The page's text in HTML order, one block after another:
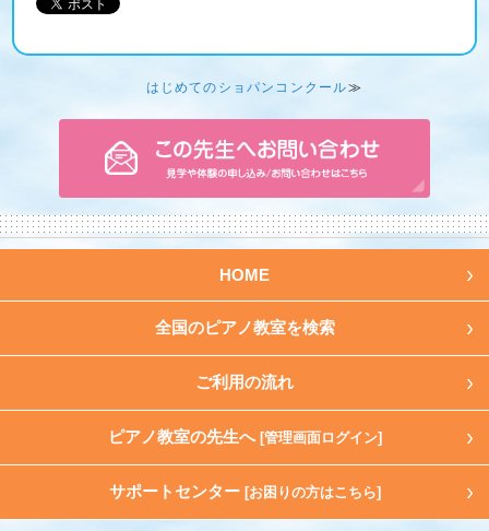
はじめてのショパンコンクール≫
HOME
全国のピアノ教室を検索
ご利用の流れ
ピアノ教室の先生へ [管理画面ログイン]
サポートセンター [お困りの方はこちら]